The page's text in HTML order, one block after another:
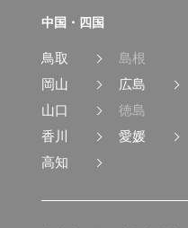
中国・四国
鳥取
島根
岡山
広島
山口
徳島
香川
愛媛
高知